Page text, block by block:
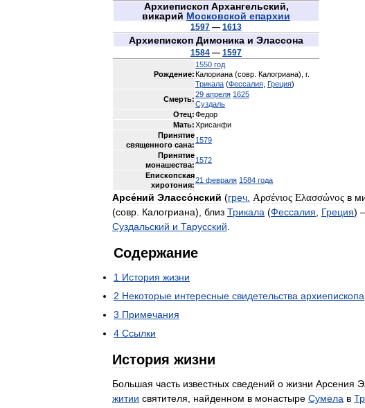
Архиепископ Архангельский,
викарий Московской епархии
1597 — 1613
Архиепископ Димоника и Элассона
1584 — 1597
Рождение:
1550 год
Калориана (совр Калогриана), г.
Трикала (Фессалия Греция)
Смерть:
29 апреля 1625
Суздаль
Отец:Федор
Мать:Хрисанфи
Принятие
священного сана:
1579
Принятие
монашества:
1572
Епископская
хиротония:
21 февраля 1584 года
Арсе́ний Элассо́нский (греч Αρσένιος Ελασσώνος в
(совр Калогриана), близ Трикала (Фессалия Греция)
Суздальский и Тарусский
Содержание
1 История жизни
2 Некоторые интересные свидетельства архиепископа
3 Примечания
4 Ссылки
История жизни
Большая часть известных сведений о жизни Арсения
житии святителя найденном в монастыре Сумела в